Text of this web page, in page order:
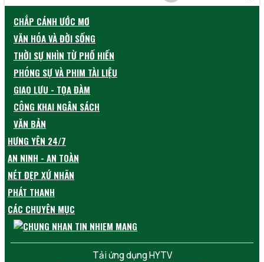
CHẮP CÁNH ƯỚC MƠ
VĂN HÓA VÀ ĐỜI SỐNG
THỜI SỰ NHÌN TỪ PHỐ HIẾN
PHÓNG SỰ VÀ PHIM TÀI LIỆU
GIAO LƯU - TỌA ĐÀM
CÔNG KHAI NGÂN SÁCH
VĂN BẢN
HƯNG YÊN 24/7
AN NINH - AN TOÀN
NÉT ĐẸP XỨ NHÃN
PHÁT THANH
CÁC CHUYÊN MỤC
Tải ứng dụng HYTV